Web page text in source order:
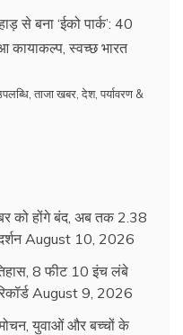
से बना ‘ईको पार्क’: 40
स्वच्छ भारत
ताजा खबर देश, पर्यावरण &
को होंगे बंद, अब तक 2.38
August 10, 2026
8 फीट 10 इंच लंबे
August 9, 2026
युवाओं और बच्चों के